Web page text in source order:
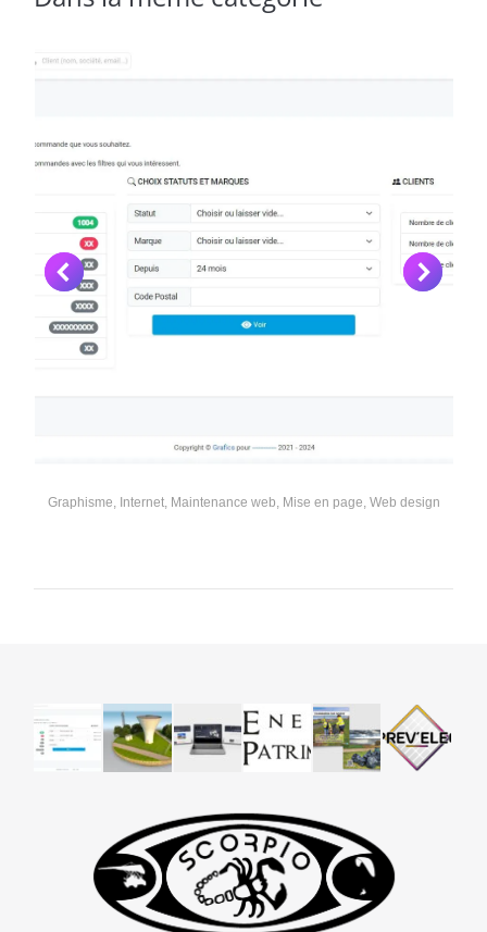
Graphisme, Internet, Maintenance web, Mise en page,Web design